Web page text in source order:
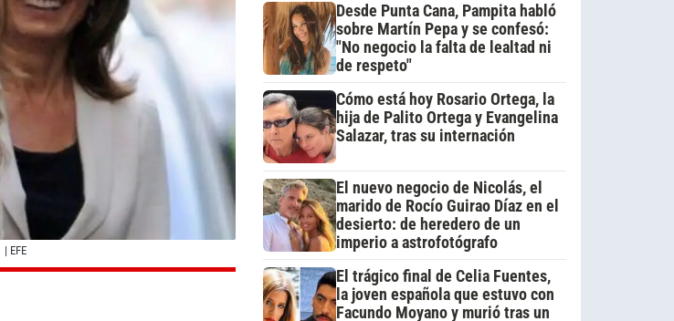
| EFE
Desde Punta Cana, Pampita habló
sobre Martín Pepa y se confesó:
"No negocio la falta de lealtad ni
de respeto"
Cómo está hoy Rosario Ortega, la
hija de Palito Ortega y Evangelina
Salazar, tras su internación
El nuevo negocio de Nicolás, el
marido de Rocío Guirao Díaz en el
desierto: de heredero de un
imperio a astrofotógrafo
El trágico final de Celia Fuentes,
la joven española que estuvo con
Facundo Moyano y murió tras un